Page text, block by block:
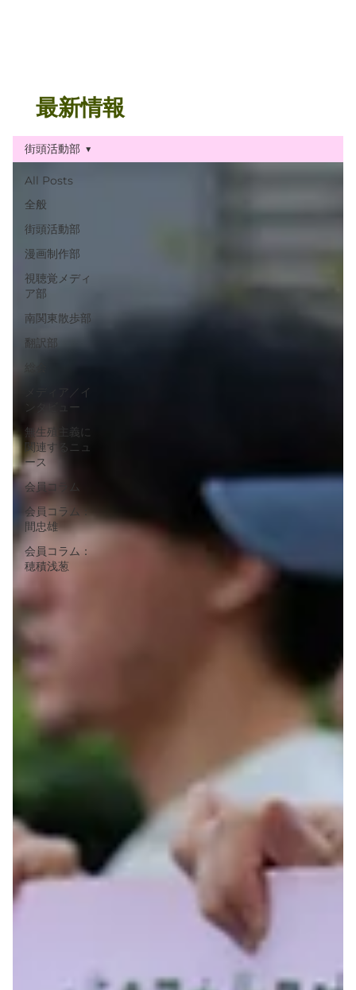
All Posts
全般
街頭活動部
漫画制作部
視聴覚メディ
ア部
南関東散歩部
翻訳部
メディア／イ
ンタビュー
無生殖主義に
関連するニュ
ース
会員コラム
会員コラム：
間忠雄
会員コラム：
穂積浅葱
街頭活動部
最新情報